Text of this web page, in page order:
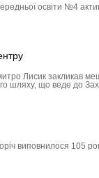
освіти №4
Лисик закликав
шляху, що веде до
виповнилося 105